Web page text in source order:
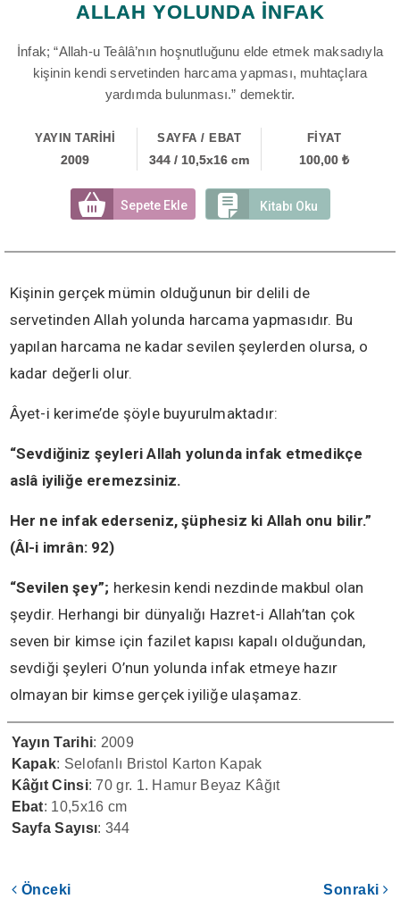
ALLAH YOLUNDA İNFAK
İnfak; “Allah-u Teâlâ’nın hoşnutluğunu elde etmek maksadıyla
kişinin kendi servetinden harcama yapması, muhtaçlara
yardımda bulunması.” demektir.
YAYIN TARİHİ
2009
SAYFA / EBAT
344 / 10,5x16 cm
FİYAT
100,00 ₺
Sepete Ekle Kitabı Oku
Kişinin gerçek mümin olduğunun bir delili de
servetinden Allah yolunda harcama yapmasıdır. Bu
yapılan harcama ne kadar sevilen şeylerden olursa, o
kadar değerli olur.
Âyet-i kerime’de şöyle buyurulmaktadır:
“Sevdiğiniz şeyleri Allah yolunda infak etmedikçe
aslâ iyiliğe eremezsiniz.
Her ne infak ederseniz, şüphesiz ki Allah onu bilir.”
(Âl-i imrân: 92)
“Sevilen şey”; herkesin kendi nezdinde makbul olan
şeydir. Herhangi bir dünyalığı Hazret-i Allah’tan çok
seven bir kimse için fazilet kapısı kapalı olduğundan,
sevdiği şeyleri O’nun yolunda infak etmeye hazır
olmayan bir kimse gerçek iyiliğe ulaşamaz.
Yayın Tarihi: 2009
Kapak: Selofanlı Bristol Karton Kapak
Kâğıt Cinsi: 70 gr. 1. Hamur Beyaz Kâğıt
Ebat: 10,5x16 cm
Sayfa Sayısı: 344
Önceki Sonraki